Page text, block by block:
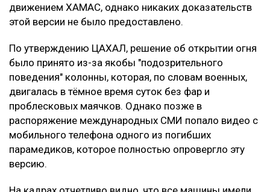
движением ХАМАС, однако никаких доказательств
этой версии не было предоставлено.
По утверждению ЦАХАЛ, решение об открытии огня
было принято из-за якобы "подозрительного
поведения" колонны, которая, по словам военных,
двигалась в тёмное время суток без фар и
проблесковых маячков. Однако позже в
распоряжение международных СМИ попало видео с
мобильного телефона одного из погибших
парамедиков, которое полностью опровергло эту
версию.